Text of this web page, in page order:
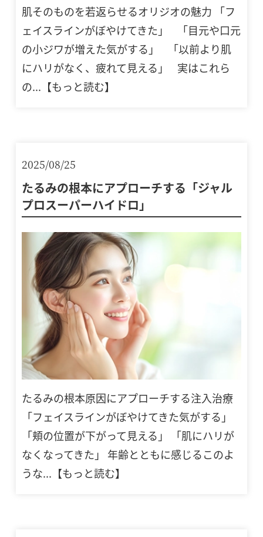
肌そのものを若返らせるオリジオの魅力 「フ
ェイスラインがぼやけてきた」 「目元や口元
の小ジワが増えた気がする」 「以前より肌
にハリがなく、疲れて見える」 実はこれら
の...【もっと読む】
2025/08/25
たるみの根本にアプローチする「ジャル
プロスーパーハイドロ」
たるみの根本原因にアプローチする注入治療
「フェイスラインがぼやけてきた気がする」
「頬の位置が下がって見える」 「肌にハリが
なくなってきた」 年齢とともに感じるこのよ
うな...【もっと読む】